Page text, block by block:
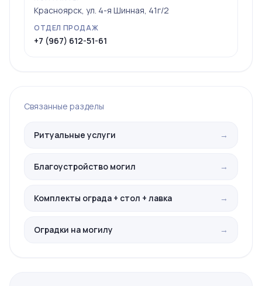
Красноярск, ул. 4-я Шинная, 41г/2
ОТДЕЛ ПРОДАЖ
+7 (967) 612-51-61
Связанные разделы
Ритуальные услуги →
Благоустройство могил →
Комплекты ограда + стол + лавка →
Оградки на могилу →